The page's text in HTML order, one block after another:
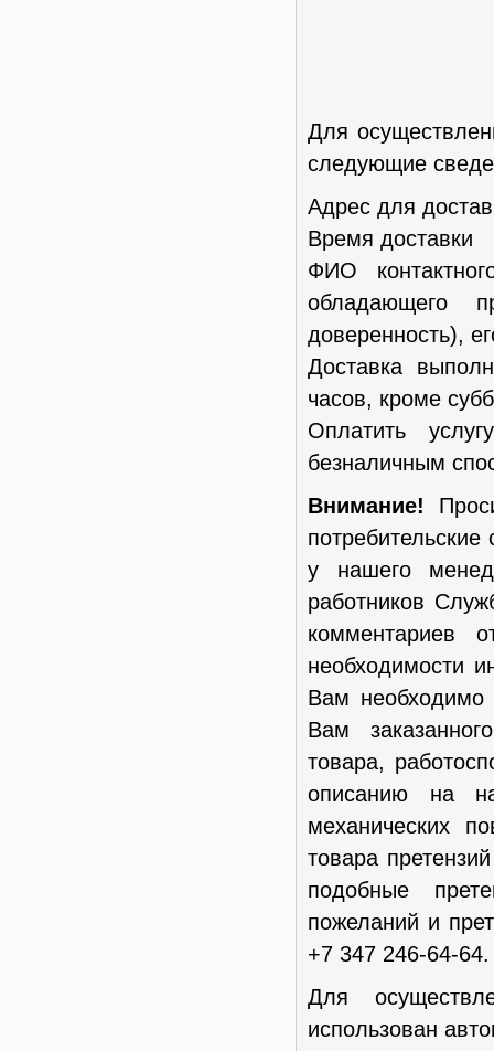
Для
следующие
Адрес для
Время доставки
ФИО
обладающего
доверенность),
Доставка
часов, кроме
Оплатить
безналичным
Внимание!
у нашего
работников
комментариев
необходимости
Вам
Вам
товара,
описанию на
механических
товара
подобные
пожеланий и
+7 347 246-64-64.
Для
использован